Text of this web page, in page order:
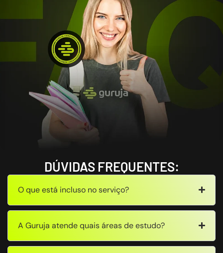
DÚVIDAS FREQUENTES:
O que está incluso no serviço?
A Guruja atende quais áreas de estudo?